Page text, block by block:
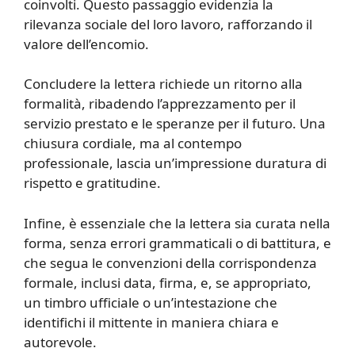
coinvolti. Questo passaggio evidenzia la
rilevanza sociale del loro lavoro, rafforzando il
valore dell’encomio.
Concludere la lettera richiede un ritorno alla
formalità, ribadendo l’apprezzamento per il
servizio prestato e le speranze per il futuro. Una
chiusura cordiale, ma al contempo
professionale, lascia un’impressione duratura di
rispetto e gratitudine.
Infine, è essenziale che la lettera sia curata nella
forma, senza errori grammaticali o di battitura, e
che segua le convenzioni della corrispondenza
formale, inclusi data, firma, e, se appropriato,
un timbro ufficiale o un’intestazione che
identifichi il mittente in maniera chiara e
autorevole.